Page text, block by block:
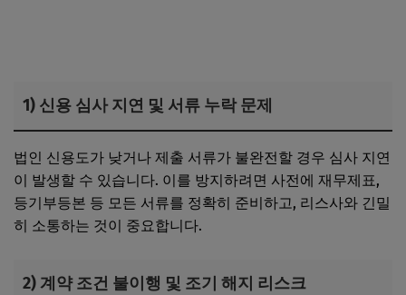
1) 신용 심사 지연 및 서류 누락 문제
법인 신용도가 낮거나 제출 서류가 불완전할 경우 심사 지연
이 발생할 수 있습니다. 이를 방지하려면 사전에 재무제표,
등기부등본 등 모든 서류를 정확히 준비하고, 리스사와 긴밀
히 소통하는 것이 중요합니다.
2) 계약 조건 불이행 및 조기 해지 리스크